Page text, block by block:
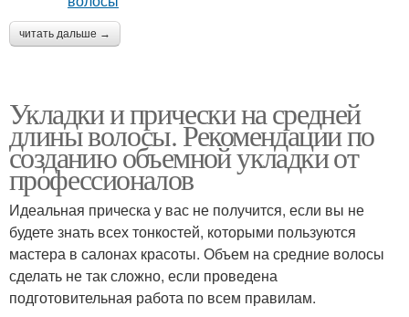
читать дальше →
Укладки и прически на средней
длины волосы. Рекомендации по
созданию объемной укладки от
профессионалов
Идеальная прическа у вас не получится, если вы не
будете знать всех тонкостей, которыми пользуются
мастера в салонах красоты. Объем на средние волосы
сделать не так сложно, если проведена
подготовительная работа по всем правилам.